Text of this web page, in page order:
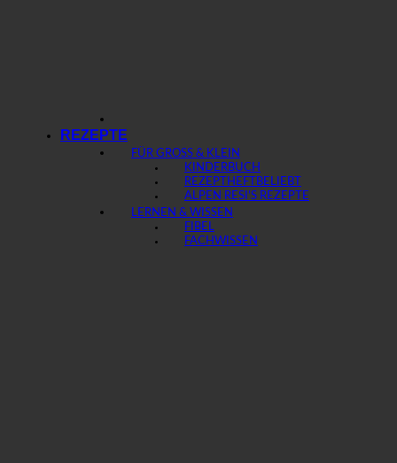
REZEPTE
FÜR GROSS & KLEIN
KINDERBUCH
REZEPTHEFT
ALPEN RESI’S REZEPTE
LERNEN & WISSEN
FIBEL
FACHWISSEN